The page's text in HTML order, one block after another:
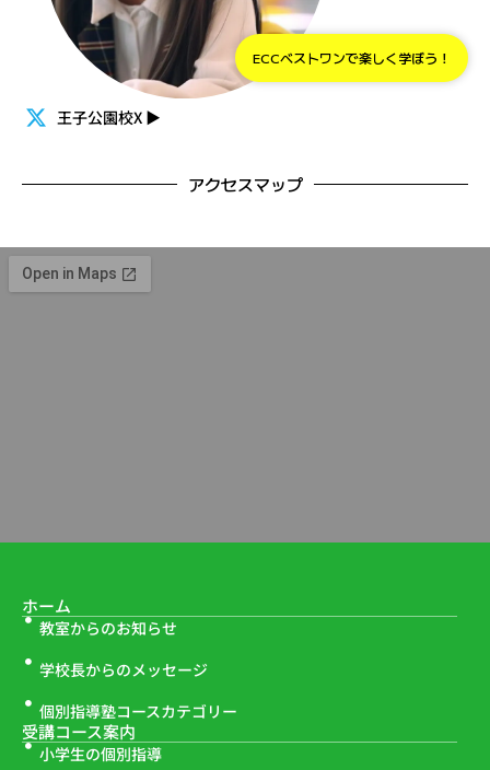
王子公園校X ▶
ECCベストワンで楽しく学ぼう！
アクセスマップ
ホーム
教室からのお知らせ
学校長からのメッセージ
個別指導塾コースカテゴリー
受講コース案内
小学生の個別指導